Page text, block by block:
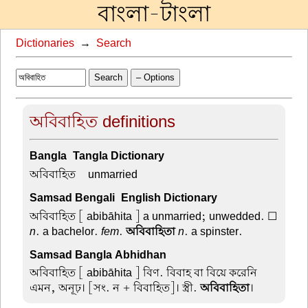
বাংলা-টাংলা
Dictionaries → Search
Search – Options
অবিবাহিত definitions
Bangla-Tangla Dictionary
অবিবাহিত – unmarried
Samsad Bengali-English Dictionary
অবিবাহিত[ abibāhita ] a unmarried; unwedded. ☐
n. a bachelor.fem.অবিবাহিতাn. a spinster.
Samsad Bangla Abhidhan
অবিবাহিত[ abibāhita ] বিণ. বিবাহ বা বিয়ে করেনি
এমন, অনূঢ়। [সং. ন + বিবাহিত]। স্ত্রী.অবিবাহিতা।